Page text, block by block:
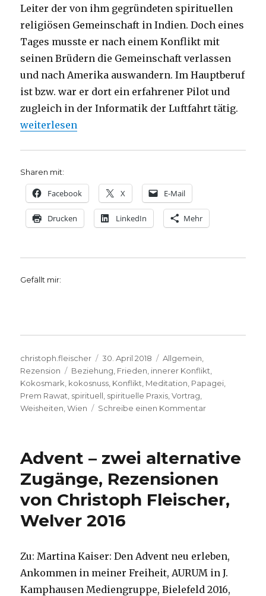
Leiter der von ihm gegründeten spirituellen
religiösen Gemeinschaft in Indien. Doch eines
Tages musste er nach einem Konflikt mit
seinen Brüdern die Gemeinschaft verlassen
und nach Amerika auswandern. Im Hauptberuf
ist bzw. war er dort ein erfahrener Pilot und
zugleich in der Informatik der Luftfahrt tätig.
„Friedensbotschaft von Prem Rawat, Rezension
weiterlesen
Sharen mit:
Facebook X E-Mail
Drucken LinkedIn Mehr
Gefällt mir:
Autor
christoph.fleischer
Veröffentlicht
am
30. April 2018 Kategorien
Allgemein
Rezension
Schlagwörter
Beziehung Frieden innerer Konflikt
Kokosmark kokosnuss Konflikt Meditation Papagei
Prem Rawat spirituell spirituelle Praxis ,Vortrag
Weisheiten ,Wien Schreibe einen Kommentarzu
Rawat,
von
Christoph
Fleischer,
Advent – zwei alternative
Zugänge, Rezensionen
von Christoph Fleischer,
Welver 2016
Zu: Martina Kaiser: Den Advent neu erleben,
Ankommen in meiner Freiheit, AURUM in J.
Kamphausen Mediengruppe, Bielefeld 2016,